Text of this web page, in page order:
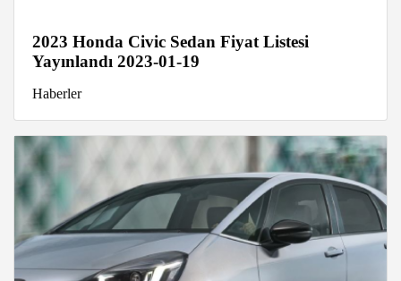
2023 Honda Civic Sedan Fiyat Listesi
Yayınlandı 2023-01-19
Haberler